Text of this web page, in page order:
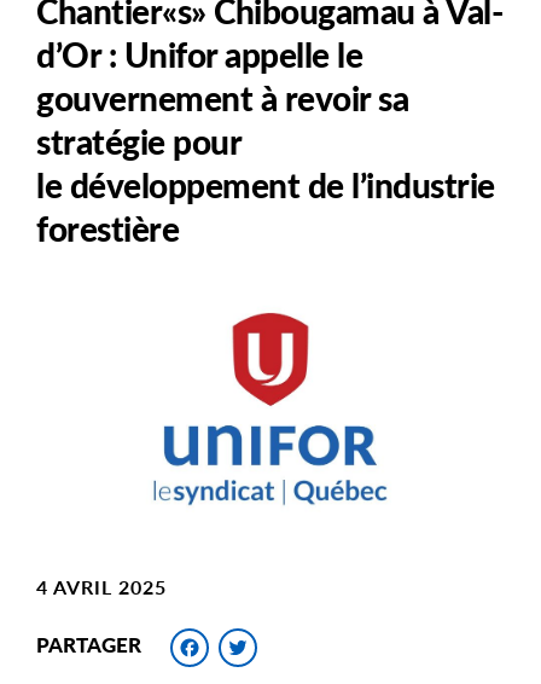
Chantier«s» Chibougamau à Val-
d’Or : Unifor appelle le
gouvernement à revoir sa
stratégie pour
le développement de l’industrie
forestière
4 AVRIL 2025
PARTAGER Facebook